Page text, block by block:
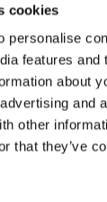
cookies
personalise
features and
about
and
other
that they’ve